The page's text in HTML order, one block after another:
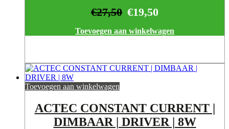
€19,50
€27,50
Toevoegen aan winkelwagen
Toevoegen aan winkelwagen
ACTEC CONSTANT CURRENT |
DIMBAAR | DRIVER | 8W